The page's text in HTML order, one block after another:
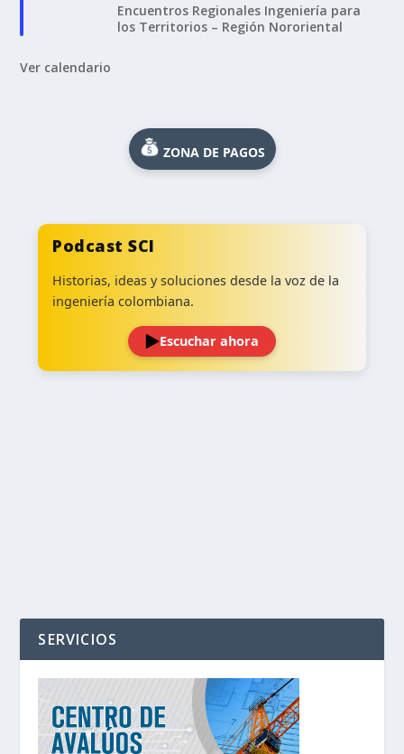
Encuentros Regionales Ingeniería para
los Territorios – Región Nororiental
Ver calendario
ZONA DE PAGOS
Podcast SCI
Historias, ideas y soluciones desde la voz de la
ingeniería colombiana.
Escuchar ahora
SERVICIOS